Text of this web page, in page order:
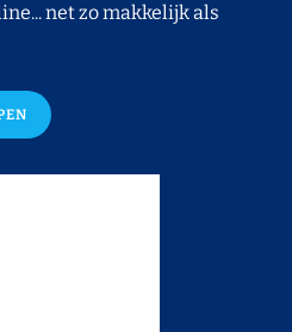
net zo makkelijk als